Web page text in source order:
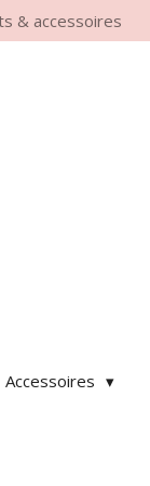
& accessoires
Accessoires